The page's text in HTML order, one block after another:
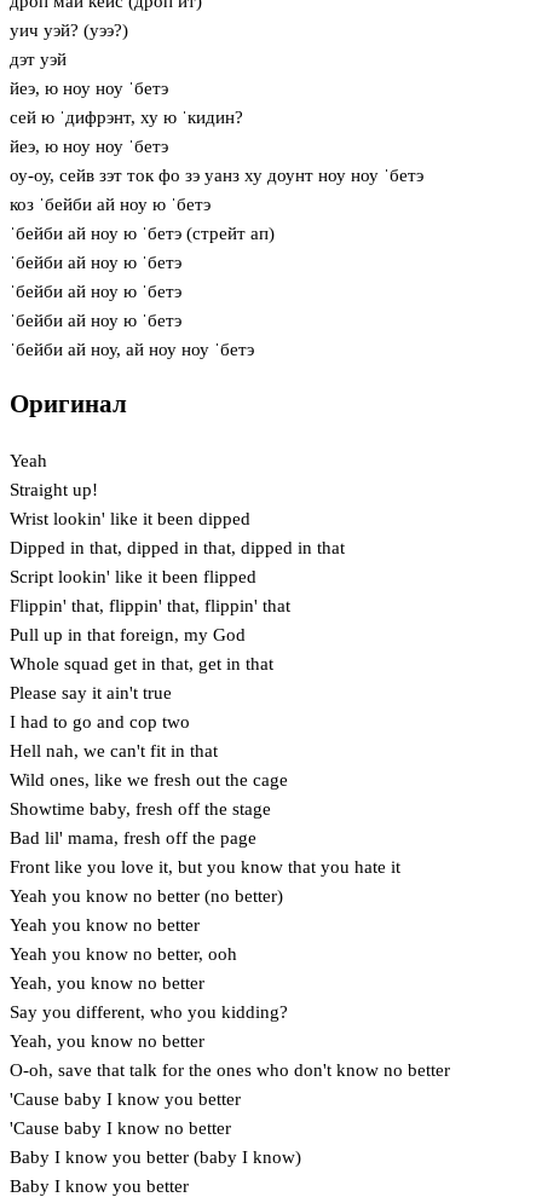
уич уэй? (уээ?)
дэт уэй
йеэ, ю ноу ноу ˈбетэ
сей ю ˈдифрэнт, ху ю ˈкидин?
йеэ, ю ноу ноу ˈбетэ
оу-оу, сейв зэт ток фо зэ уанз ху доунт ноу ноу ˈбетэ
коз ˈбейби ай ноу ю ˈбетэ
ˈбейби ай ноу ю ˈбетэ (стрейт ап)
ˈбейби ай ноу ю ˈбетэ
ˈбейби ай ноу ю ˈбетэ
ˈбейби ай ноу ю ˈбетэ
ˈбейби ай ноу, ай ноу ноу ˈбетэ
Оригинал
Yeah
Straight up!
Wrist lookin' like it been dipped
Dipped in that, dipped in that, dipped in that
Script lookin' like it been flipped
Flippin' that, flippin' that, flippin' that
Pull up in that foreign, my God
Whole squad get in that, get in that
Please say it ain't true
I had to go and cop two
Hell nah, we can't fit in that
Wild ones, like we fresh out the cage
Showtime baby, fresh off the stage
Bad lil' mama, fresh off the page
Front like you love it, but you know that you hate it
Yeah you know no better (no better)
Yeah you know no better
Yeah you know no better, ooh
Yeah, you know no better
Say you different, who you kidding?
Yeah, you know no better
O-oh, save that talk for the ones who don't know no better
'Cause baby I know you better
'Cause baby I know no better
Baby I know you better (baby I know)
Baby I know you better